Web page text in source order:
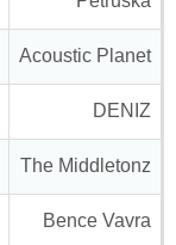
Acoustic Planet
DENIZ
The Middletonz
Bence Vavra